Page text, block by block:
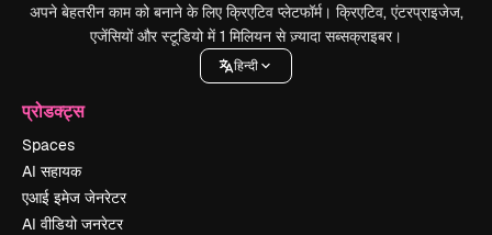
अपने बेहतरीन काम को बनाने के लिए क्रिएटिव प्लेटफॉर्म। क्रिएटिव, एंटरप्राइजेज,
एजेंसियों और स्टूडियो में 1 मिलियन से ज़्यादा सब्सक्राइबर।
हिन्दी
प्रोडक्ट्स
Spaces
AI सहायक
एआई इमेज जेनरेटर
AI वीडियो जनरेटर